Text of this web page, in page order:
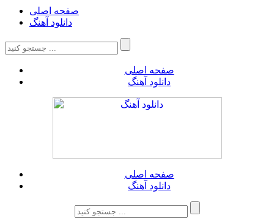
صفحه اصلی
دانلود آهنگ
صفحه اصلی
دانلود آهنگ
صفحه اصلی
دانلود آهنگ